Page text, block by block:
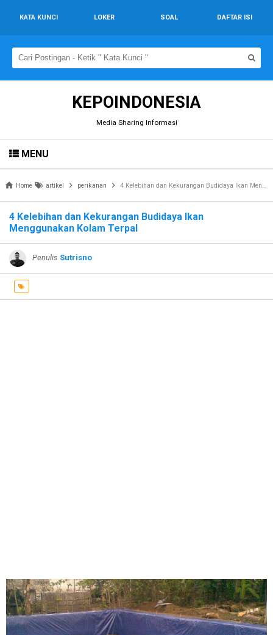
KATA KUNCI LOKER SOAL DAFTAR ISI
KEPOINDONESIA
Media Sharing Informasi
MENU
Home artikel perikanan 4 Kelebihan dan Kekurangan Budidaya Ikan Menggunakan Kolam Terpal
4 Kelebihan dan Kekurangan Budidaya Ikan
Menggunakan Kolam Terpal
Penulis Sutrisno